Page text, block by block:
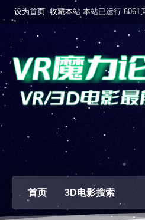
设为首页 收藏本站 本站已运行 6061
首页 3D电影搜索